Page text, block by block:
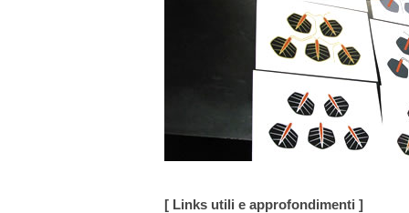
[ Links utili e approfondimenti ]